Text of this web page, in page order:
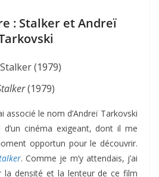
: Stalker et Andreï
(1979)
associé le nom d’Andreï Tarkovski
d’un cinéma exigeant, dont il me
opportun pour le découvrir.
. Comme je m’y attendais, j’ai
la densité et la lenteur de ce film